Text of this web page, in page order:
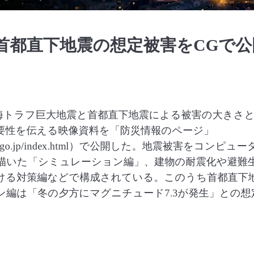
都直下地震の想定被害をCGで公
ラフ巨大地震と首都直下地震による被害の大きさと
を伝える映像資料を「防災情報のページ」
index.html）で公開した。地震被害をコンピュー
いた「シミュレーション編」、建物の耐震化や避難
る対策編などで構成されている。このうち首都直下
編は「冬の夕方にマグニチュード7.3が発生」との想